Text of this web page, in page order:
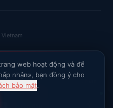
Hỏi AI về thị trường Việt Nam
web hoạt động và để
nhận», bạn đồng ý cho
bảo mật.